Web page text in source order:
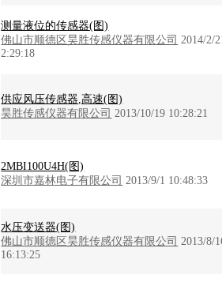
测量液位的传感器(图)
佛山市顺德区昊胜传感仪器有限公司 2014/2/
2:29:18
供应风压传感器,高速(图)
昊胜传感仪器有限公司
2013/10/19 10:28:21
2MBI100U4H(图)
深圳市嘉林电子有限公司 2013/9/1 10:48:33
水压变送器(图)
佛山市顺德区昊胜传感仪器有限公司
2013/8/
16:13:25